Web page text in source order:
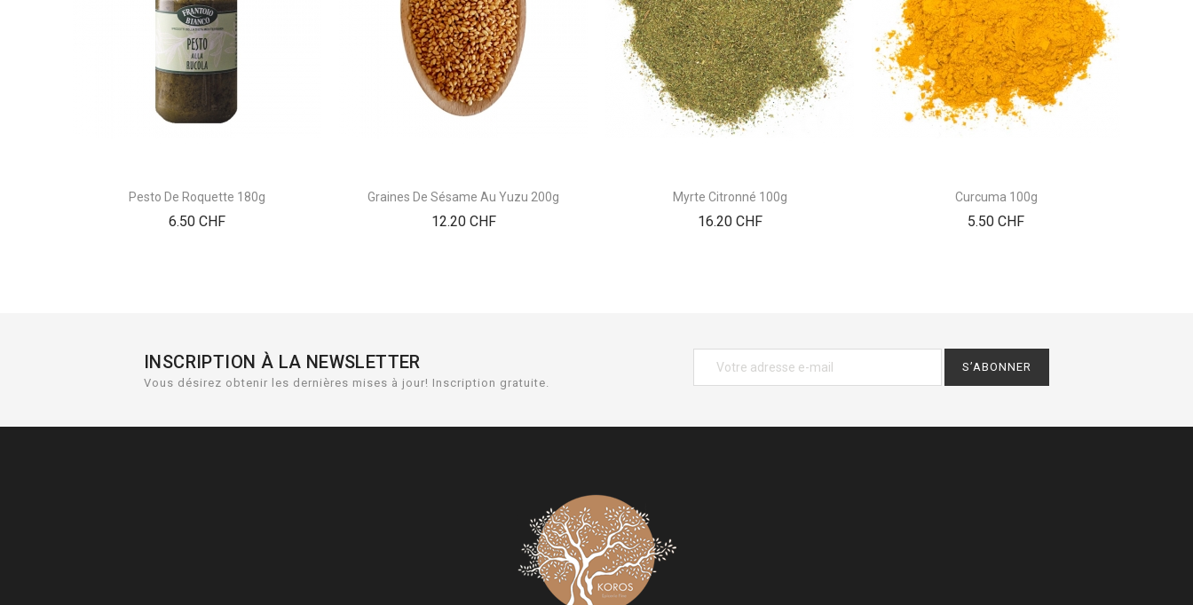
Pesto De Roquette 180g
6.50 CHFPrix
Graines De Sésame Au Yuzu 200g
12.20 CHFPrix
Myrte Citronné 100g
16.20 CHFPrix
Curcuma 100g
5.50 CHFPrix
INSCRIPTION À LA NEWSLETTER
Vous désirez obtenir les dernières mises à jour! Inscription gratuite.